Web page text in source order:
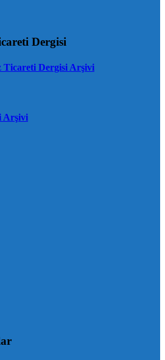
Dergisi
Ticareti Dergisi Arşivi
Arşivi